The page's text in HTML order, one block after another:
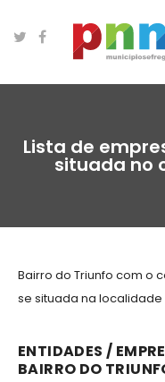
Lista de
situada no
Bairro do Triunfo com o
se situada na
ENTIDADES /
BAIRRO DO